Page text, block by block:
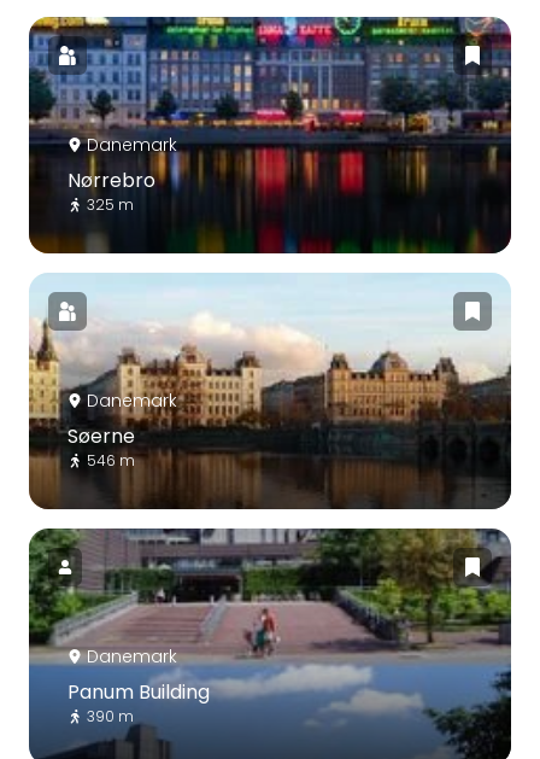
Danemark
Nørrebro
325 m
Danemark
Søerne
546 m
Danemark
Panum Building
390 m